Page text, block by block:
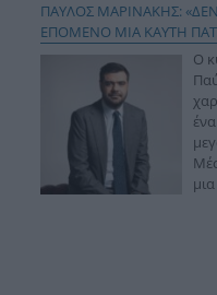
ΠΑΥΛΟΣ ΜΑΡΙΝΑΚΗΣ:
ΕΠΟΜΕΝΟ ΜΙΑ ΚΑΥΤΗ
Ο